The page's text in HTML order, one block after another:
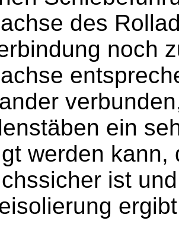
des
noch
ein
werden kann,
ist